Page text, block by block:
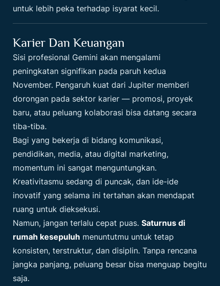
untuk lebih peka terhadap isyarat kecil.
Karier Dan Keuangan
Sisi profesional Gemini akan mengalami
peningkatan signifikan pada paruh kedua
November. Pengaruh kuat dari Jupiter memberi
dorongan pada sektor karier — promosi, proyek
baru, atau peluang kolaborasi bisa datang secara
tiba-tiba.
Bagi yang bekerja di bidang komunikasi,
pendidikan, media, atau digital marketing,
momentum ini sangat menguntungkan.
Kreativitasmu sedang di puncak, dan ide-ide
inovatif yang selama ini tertahan akan mendapat
ruang untuk dieksekusi.
Namun, jangan terlalu cepat puas.Saturnus di
rumah kesepuluh menuntutmu untuk tetap
konsisten, terstruktur, dan disiplin. Tanpa rencana
jangka panjang, peluang besar bisa menguap begitu
saja.